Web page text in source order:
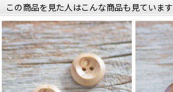
この商品を見た人はこんな商品も見ています